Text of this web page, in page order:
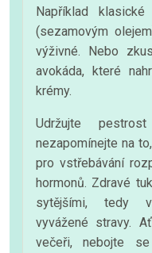
Například
(sezamovým
výživné. Nebo
avokáda, které
krémy.
Udržujte
nezapomínejte na
pro vstřebávání
hormonů. Zdravé
sytějšími, tedy
vyvážené stravy.
večeři, nebojte